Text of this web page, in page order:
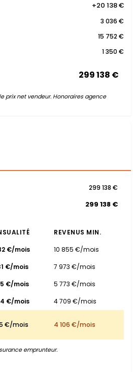
+20 138 €
3 036 €
15 752 €
1 350 €
299 138 €
prix net vendeur. Honoraires agence
299 138 €
299 138 €
REVENUS MIN.
€/mois
10 855 €/mois
€/mois
7 973 €/mois
€/mois
5 773 €/mois
€/mois
4 709 €/mois
€/mois 4 106 €/mois
emprunteur.